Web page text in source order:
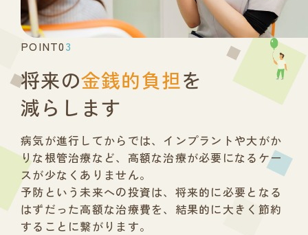
POINT03
将来の金銭的負担を
減らします
病気が進行してからでは、 インプラントや大がか
りな根管治療など、 高額な治療が必要になるケー
スが少なくありません。
予防という未来への投資は、 将来的に必要となる
はずだった高額な治療費を、 結果的に大きく節約
することに繋がります。